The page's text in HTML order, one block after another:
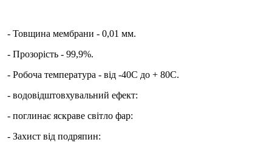
- Товщина мембрани - 0,01 мм.
- Прозорість - 99,9%.
- Робоча температура - від -40С до + 80С.
- водовідштовхувальний ефект:
- поглинає яскраве світло фар:
- Захист від подряпин: